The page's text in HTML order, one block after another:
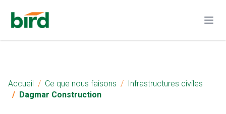
Accueil Ce que nous faisons
Infrastructures civiles
Dagmar Construction